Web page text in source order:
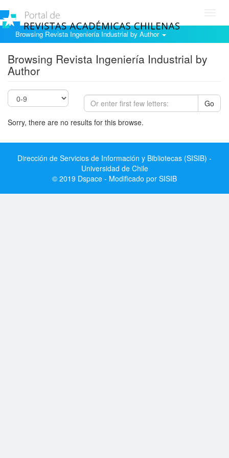
Browsing Revista Ingeniería Industrial by Author
Browsing Revista Ingeniería Industrial by
Author
Go
Sorry, there are no results for this browse.
Dirección de Servicios de Información y Bibliotecas (SISIB) -
Universidad de Chile
© 2019 Dspace - Modificado por SISIB